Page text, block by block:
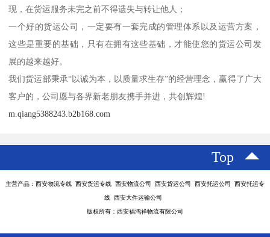
现，在货运服务未完之前不得遗失与转让他人；
一个好的货运公司，一定要有一套完成的管理体系以及运营方案，
这些是重要的基础，只有在拥有这些基础，才能使您的货运公司发
展的越来越好。
我们货运部秉承“以诚为本，以质量求生存”的经营理念，赢得了广大
客户的，公司愿与各界新老朋友携手并进，共创辉煌!
m.qiang5388243.b2b168.com
Top
主营产品：西安物流专线 西安货运专线 西安物流公司 西安货运公司 西安托运公司 西安托运专
线 西安大件运输公司
版权所有：西安福鸿祥物流有限公司